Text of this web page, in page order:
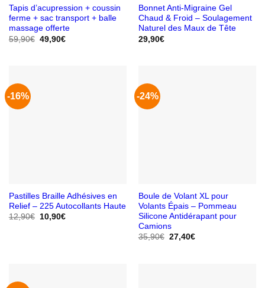
Tapis d’acupression + coussin
ferme + sac transport + balle
massage offerte
59,90€ Le
prix
49,90€Le
Bonnet Anti-Migraine Gel
Chaud & Froid – Soulagement
Naturel des Maux de Tête
29,90€
-16%
Pastilles Braille Adhésives en
Relief – 225 Autocollants Haute
12,90€
Le
10,90€Le
-24%
Boule de Volant XL pour
Volants Épais – Pommeau
Silicone Antidérapant pour
Camions
35,90€ Le
27,40€Le